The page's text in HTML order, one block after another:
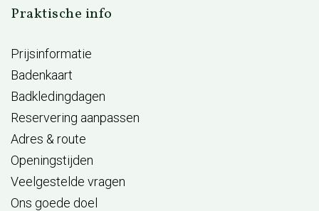
Praktische info
Prijsinformatie
Badenkaart
Badkledingdagen
Reservering aanpassen
Adres & route
Openingstijden
Veelgestelde vragen
Ons goede doel